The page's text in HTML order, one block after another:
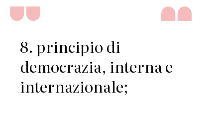
8. principio di
democrazia, interna e
internazionale;